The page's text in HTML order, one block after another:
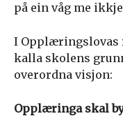
på ein våg me
I Opplæringslovas
kalla skolens
overordna visjon:
Opplæringa skal